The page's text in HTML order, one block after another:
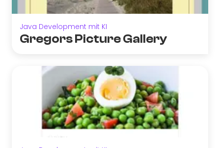
Java Development mit KI
Gregors Picture Gallery